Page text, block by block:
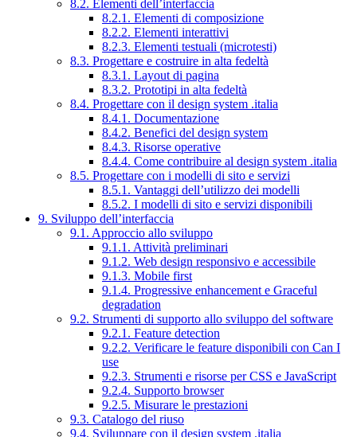
8.2. Elementi dell’interfaccia
8.2.1. Elementi di composizione
8.2.2. Elementi interattivi
8.2.3. Elementi testuali (microtesti)
8.3. Progettare e costruire in alta fedeltà
8.3.1. Layout di pagina
8.3.2. Prototipi in alta fedeltà
8.4. Progettare con il design system .italia
8.4.1. Documentazione
8.4.2. Benefici del design system
8.4.3. Risorse operative
8.4.4. Come contribuire al design system .italia
8.5. Progettare con i modelli di sito e servizi
8.5.1. Vantaggi dell’utilizzo dei modelli
8.5.2. I modelli di sito e servizi disponibili
9. Sviluppo dell’interfaccia
9.1. Approccio allo sviluppo
9.1.1. Attività preliminari
9.1.2. Web design responsivo e accessibile
9.1.3. Mobile first
9.1.4. Progressive enhancement e Graceful
degradation
9.2. Strumenti di supporto allo sviluppo del software
9.2.1. Feature detection
9.2.2. Verificare le feature disponibili con Can I
use
9.2.3. Strumenti e risorse per CSS e JavaScript
9.2.4. Supporto browser
9.2.5. Misurare le prestazioni
9.3. Catalogo del riuso
9.4. Sviluppare con il design system .italia